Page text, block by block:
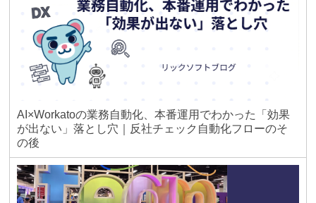
AI×Workatoの業務自動化、本番運用でわかった「効果
が出ない」落とし穴｜反社チェック自動化フローのそ
の後